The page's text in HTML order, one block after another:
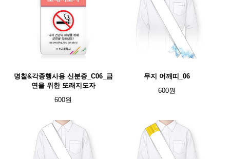
명찰&각종행사용 신분증_C06_금
연을 위한 또래지도자
600원
무지 어깨띠_06
600원